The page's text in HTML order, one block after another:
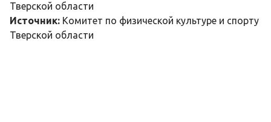
Тверской области
Источник: Комитет по физической культуре и спорту
Тверской области